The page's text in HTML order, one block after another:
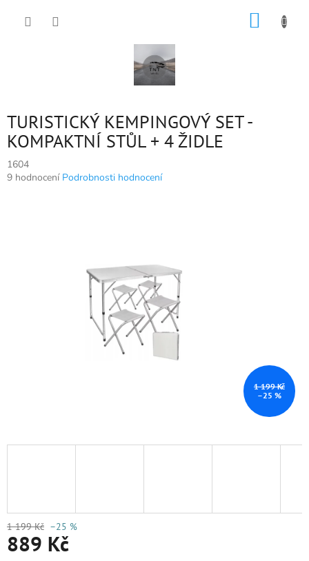
TURISTICKÝ KEMPINGOVÝ SET -
KOMPAKTNÍ STŮL + 4 ŽIDLE
1604
Průměrné
9 hodnocení Podrobnosti hodnocení
1 199 Kč
–25 %
1 199 Kč –25 %
889 Kč